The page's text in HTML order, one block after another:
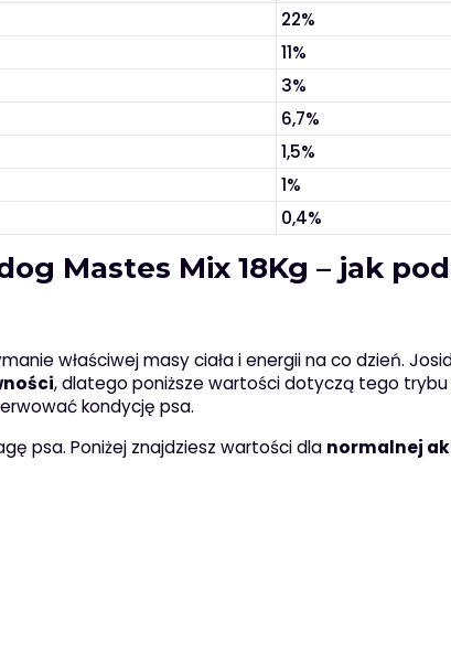
22%
11%
3%
6,7%
1,5%
1%
0,4%
Mastes Mix 18Kg – jak
właściwej masy ciała i energii na co dzień.
, dlatego poniższe wartości dotyczą tego trybu
kondycję psa.
psa. Poniżej znajdziesz wartości dla normalnej